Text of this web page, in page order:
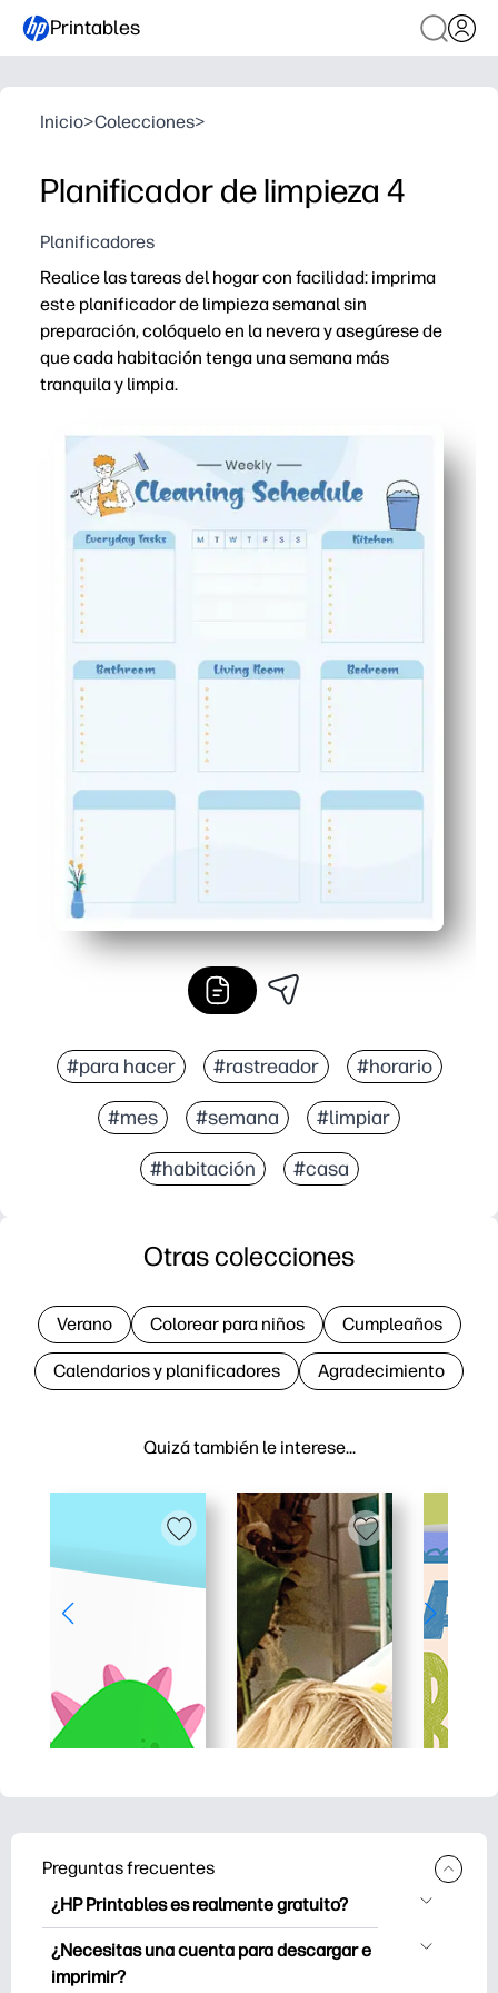
Printables
Inicio>Colecciones>
Planificador de limpieza 4
Planificadores
Realice las tareas del hogar con facilidad: imprima
este planificador de limpieza semanal sin
preparación, colóquelo en la nevera y asegúrese de
que cada habitación tenga una semana más
tranquila y limpia.
Ahorra tiempo: las secciones habitación por
Flexible: los espacios en blanco te permiten adaptar
Motivador: las casillas de verificación satisfactorias
Reutilizable: imprime una hoja nueva cada semana o
#para hacer #rastreador #horario
#mes #semana #limpiar
#habitación #casa
Quizá también le interese…
Otras colecciones
Verano Colorear para niños Cumpleaños
Calendarios y planificadores Agradecimiento
Preguntas frecuentes
¿HP Printables es realmente gratuito?
HP Printables ofrece más de 2500
imprimibles gratuitos para descargar e
¿Necesitas una cuenta para descargar e
imprimir?